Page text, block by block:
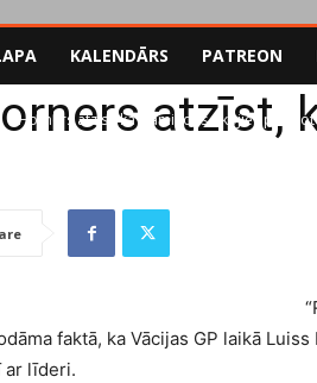
KALENDĀRS PATREON
Horners atzīst, ka Hamiltons rīkojies pēc
atzīst,
faktā, ka Vācijas GP laikā
ar līderi.